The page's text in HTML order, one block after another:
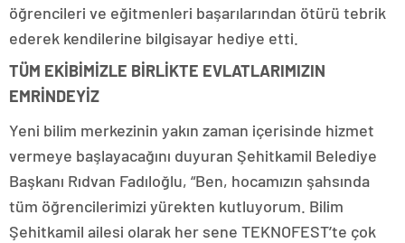
öğrencileri ve eğitmenleri başarılarından ötürü tebrik
ederek kendilerine bilgisayar hediye etti.
TÜM EKİBİMİZLE BİRLİKTE EVLATLARIMIZIN
EMRİNDEYİZ
Yeni bilim merkezinin yakın zaman içerisinde hizmet
vermeye başlayacağını duyuran Şehitkamil Belediye
Başkanı Rıdvan Fadıloğlu, “Ben, hocamızın şahsında
tüm öğrencilerimizi yürekten kutluyorum. Bilim
Şehitkamil ailesi olarak her sene TEKNOFEST’te çok